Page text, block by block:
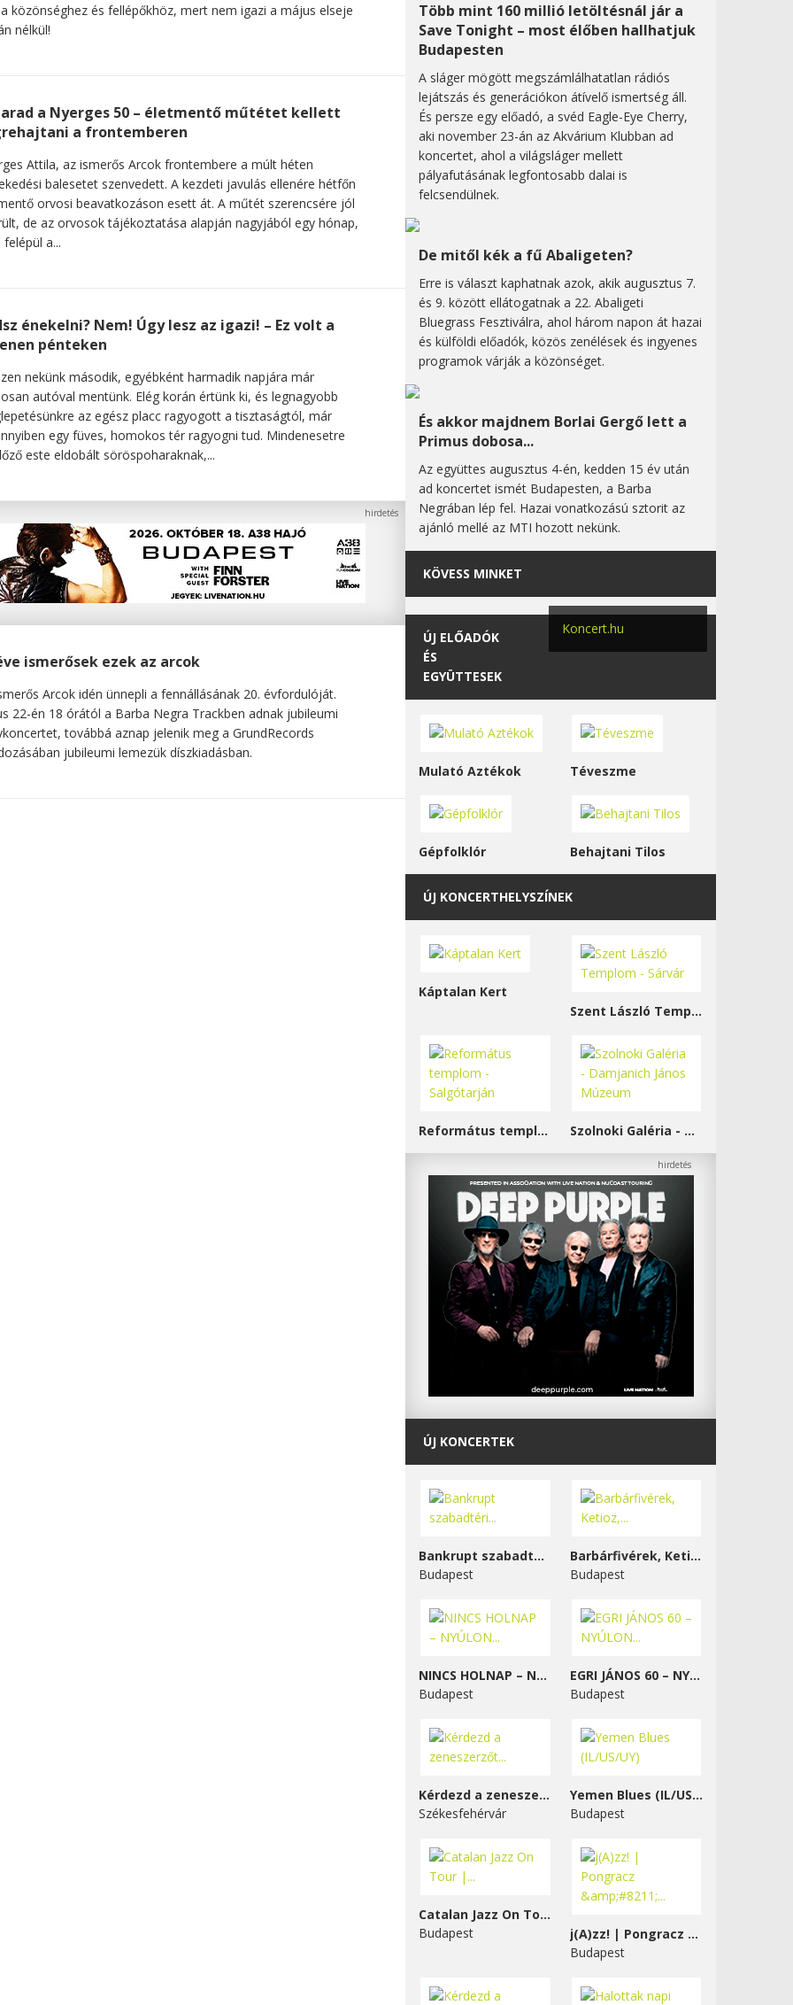
közönséghez és fellépőkhöz, mert nem igazi a május elseje
nélkül!
a Nyerges 50 – életmentő műtétet kellett
a frontemberen
Attila, az ismerős Arcok frontembere a múlt héten
balesetet szenvedett. A kezdeti javulás ellenére hétfőn
orvosi beavatkozáson esett át. A műtét szerencsére jól
de az orvosok tájékoztatása alapján nagyjából egy hónap,
a...
énekelni? Nem! Úgy lesz az igazi! – Ez volt a
pénteken
nekünk második, egyébként harmadik napjára már
autóval mentünk. Elég korán értünk ki, és legnagyobb
az egész placc ragyogott a tisztaságtól, már
egy füves, homokos tér ragyogni tud. Mindenesetre
este eldobált söröspoharaknak,...
ismerősek ezek az arcok
Arcok idén ünnepli a fennállásának 20. évfordulóját.
22-én 18 órától a Barba Negra Trackben adnak jubileumi
továbbá aznap jelenik meg a GrundRecords
jubileumi lemezük díszkiadásban.
Több mint 160 millió letöltésnál jár a
Save Tonight – most élőben hallhatjuk
Budapesten
A sláger mögött megszámlálhatatlan rádiós
lejátszás és generációkon átívelő ismertség áll.
És persze egy előadó, a svéd Eagle-Eye Cherry,
aki november 23-án az Akvárium Klubban ad
koncertet, ahol a világsláger mellett
pályafutásának legfontosabb dalai is
felcsendülnek.
De mitől kék a fű Abaligeten?
Erre is választ kaphatnak azok, akik augusztus 7.
és 9. között ellátogatnak a 22. Abaligeti
Bluegrass Fesztiválra, ahol három napon át hazai
és külföldi előadók, közös zenélések és ingyenes
programok várják a közönséget.
És akkor majdnem Borlai Gergő lett a
Primus dobosa...
Az együttes augusztus 4-én, kedden 15 év után
ad koncertet ismét Budapesten, a Barba
Negrában lép fel. Hazai vonatkozású sztorit az
ajánló mellé az MTI hozott nekünk.
KÖVESS MINKET
Koncert.hu
ÚJ ELŐADÓK
ÉS
EGYÜTTESEK
Mulató Aztékok Téveszme
Gépfolklór Behajtani Tilos
ÚJ KONCERTHELYSZÍNEK
Káptalan Kert
Szent László Templom - Sárvár
Református templom - Salgótarján Szolnoki Galéria - Damjanich János Múzeum
ÚJ KONCERTEK
Bankrupt szabadtéri...
Budapest
Barbárfivérek, Ketioz,...
Budapest
NINCS HOLNAP – NYÚLON...
Budapest
EGRI JÁNOS 60 – NYÚLON...
Budapest
Kérdezd a zeneszerzőt...
Székesfehérvár
Yemen Blues (IL/US/UY)
Budapest
Catalan Jazz On Tour |...
Budapest
j(A)zz! | Pongracz &#8211;...
Budapest